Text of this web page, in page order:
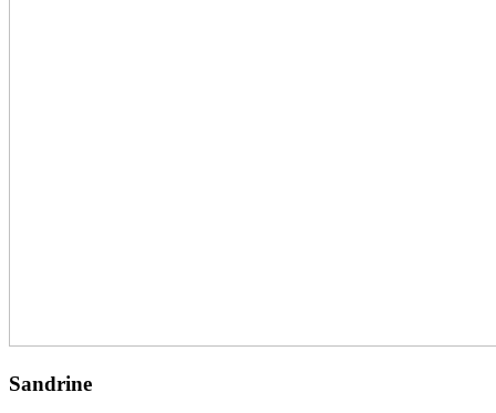
Sandrine